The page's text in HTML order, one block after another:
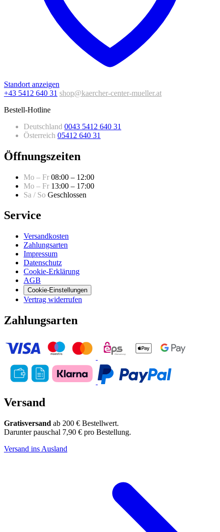
Standort anzeigen
+43 5412 640 31 shop@kaercher-center-mueller.at
Bestell-Hotline
Deutschland 0043 5412 640 31
Österreich 05412 640 31
Öffnungszeiten
Mo – Fr 08:00 – 12:00
Mo – Fr 13:00 – 17:00
Sa / So Geschlossen
Service
Versandkosten
Zahlungsarten
Impressum
Datenschutz
Cookie-Erklärung
AGB
Cookie-Einstellungen
Vertrag widerrufen
Zahlungsarten
Versand
Gratisversand ab 200 € Bestellwert.
Darunter pauschal 7,90 € pro Bestellung.
Versand ins Ausland